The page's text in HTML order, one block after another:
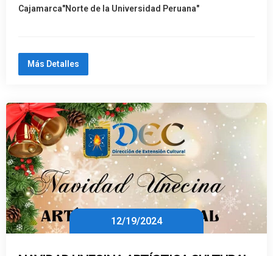
Cajamarca"Norte de la Universidad Peruana"
Más Detalles
12/19/2024